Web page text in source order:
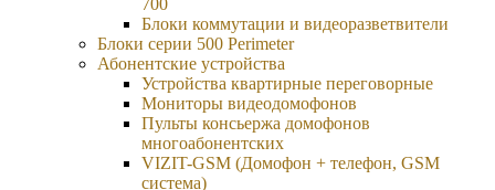
700
Блоки коммутации и видеоразветвители
Блоки серии 500 Perimeter
Абонентские устройства
Устройства квартирные переговорные
Мониторы видеодомофонов
Пульты консьержа домофонов
многоабонентских
VIZIT-GSM (Домофон + телефон, GSM
система)